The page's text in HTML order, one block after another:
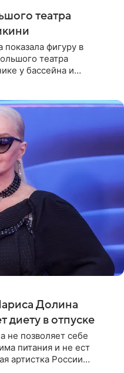
театра
фигуру в
театра
у бассейна и
Долина
диету в отпуске
не позволяет себе
питания и не ест
артистка России